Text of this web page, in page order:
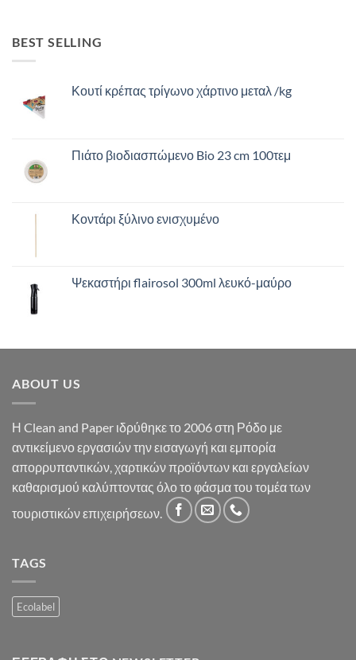
BEST SELLING
Κουτί κρέπας τρίγωνο χάρτινο μεταλ /kg
Πιάτο βιοδιασπώμενο Bio 23 cm 100τεμ
Κοντάρι ξύλινο ενισχυμένο
Ψεκαστήρι flairosol 300ml λευκό-μαύρο
ABOUT US
Η Clean and Paper ιδρύθηκε το 2006 στη Ρόδο με
αντικείμενο εργασιών την εισαγωγή και εμπορία
απορρυπαντικών, χαρτικών προϊόντων και εργαλείων
καθαρισμού καλύπτοντας όλο το φάσμα του τομέα των
τουριστικών επιχειρήσεων.
TAGS
Ecolabel